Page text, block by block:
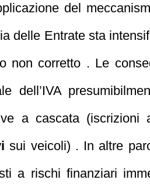
del
delle Entrate sta
non corretto . Le
dell’IVA
a cascata (iscrizioni
sui veicoli) . In altre
a rischi finanziari